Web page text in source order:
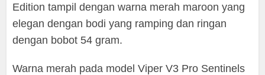
Edition tampil dengan warna merah maroon yang
elegan dengan bodi yang ramping dan ringan
dengan bobot 54 gram.
Warna merah pada model Viper V3 Pro Sentinels